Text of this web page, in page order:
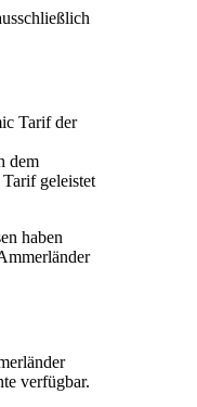
Tarif der
dem
geleistet
haben
verfügbar.